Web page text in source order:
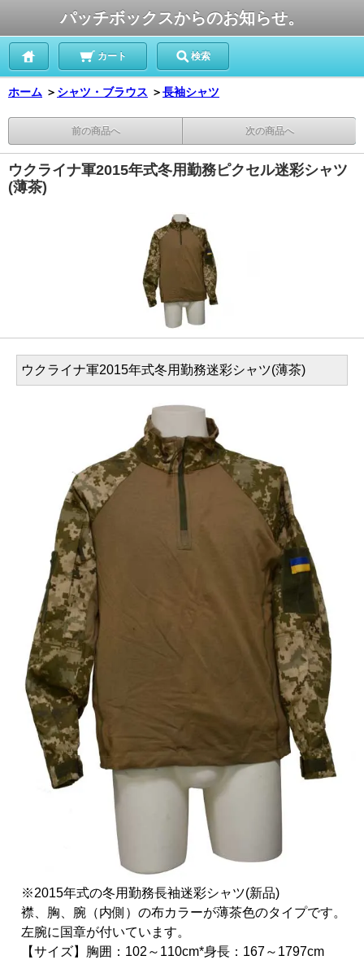
パッチボックスからのお知らせ。
カート 検索
ホーム ＞ シャツ・ブラウス ＞長袖シャツ
前の商品へ 次の商品へ
ウクライナ軍2015年式冬用勤務ピクセル迷彩シャツ
(薄茶)
ウクライナ軍2015年式冬用勤務迷彩シャツ(薄茶)
※2015年式の冬用勤務長袖迷彩シャツ(新品)
襟、胸、腕（内側）の布カラーが薄茶色のタイプです。
左腕に国章が付いています。
【サイズ】胸囲：102～110cm*身長：167～1797cm